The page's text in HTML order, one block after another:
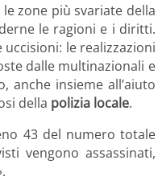
zone più svariate della
le ragioni e i diritti.
le realizzazioni
dalle multinazionali e
anche insieme all’aiuto
della polizia locale.
43 del numero totale
vengono assassinati,